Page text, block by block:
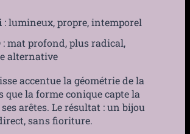
: lumineux, propre, intemporel
: mat profond, plus radical,
alternative
accentue la géométrie de la
que la forme conique capte la
arêtes. Le résultat : un bijou
sans fioriture.